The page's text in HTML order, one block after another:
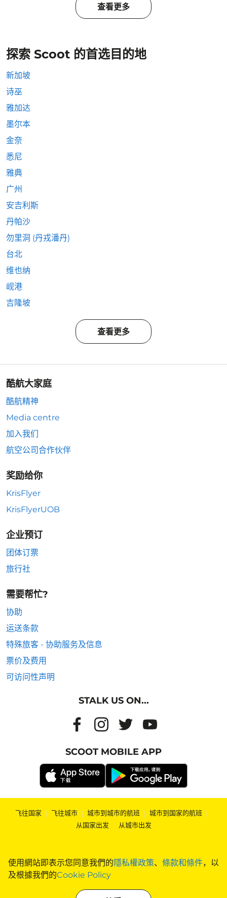
使用網站即表示您同意我們的隱私權政策、 條款和條件，以
及根據我們的Cookie Policy
查看更多
探索 Scoot 的首选目的地
新加坡
诗巫
雅加达
墨尔本
金奈
悉尼
雅典
广州
安吉利斯
丹帕沙
勿里洞 (丹戎潘丹)
台北
维也纳
岘港
吉隆坡
查看更多
酷航大家庭
酷航精神
Media centre
加入我们
航空公司合作伙伴
奖励给你
KrisFlyer
KrisFlyerUOB
企业预订
团体订票
旅行社
需要帮忙?
协助
运送条款
特殊旅客 - 协助服务及信息
票价及费用
可访问性声明
STALK US ON...
SCOOT MOBILE APP
飞往国家 | 飞往城市 | 城市到城市的航班 | 城市到国家的航班 |
从国家出发 | 从城市出发